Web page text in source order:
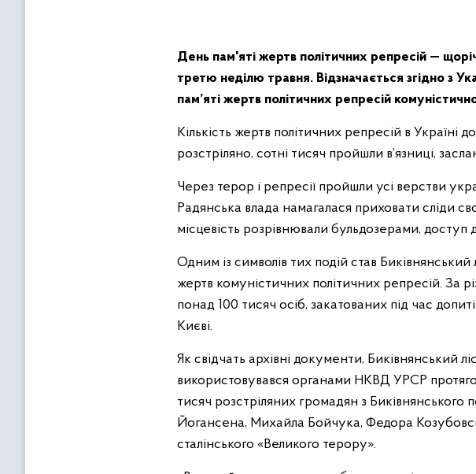
День пам'яті жертв політичних репресій —
третю неділю травня. Відзначається згідно з
пам’яті жертв політичних репресій
Кількість жертв політичних репресій в
розстріляно, сотні тисяч пройшли в’язниці,
Через терор і репресії пройшли усі верстви
Радянська влада намагалася приховати сліди
місцевість розрівнювали бульдозерами, доступ
Одним із символів тих подій став
жертв комуністичних політичних репресій. За
понад 100 тисяч осіб, закатованих під час
Києві.
Як свідчать архівні документи, Биківнянський
використовувався органами НКВД УРСР
тисяч розстріляних громадян з
Йогансена, Михайла Бойчука, Федора
сталінського «Великого терору».